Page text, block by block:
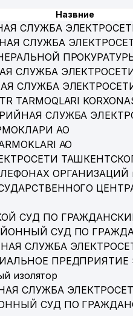
ООО
НОУ
ООО
Назвние
СЛУЖБА
СЛУЖБА
СЛУЖБА
СЛУЖБА
TARMOQLARI
СЛУЖБА
АО
АО
ОРГАНИЗАЦИЙ
СУД ПО
СУД ПО
СЛУЖБА
ПРЕДПРИЯТИЕ
изолятор
СЛУЖБА
СУД ПО